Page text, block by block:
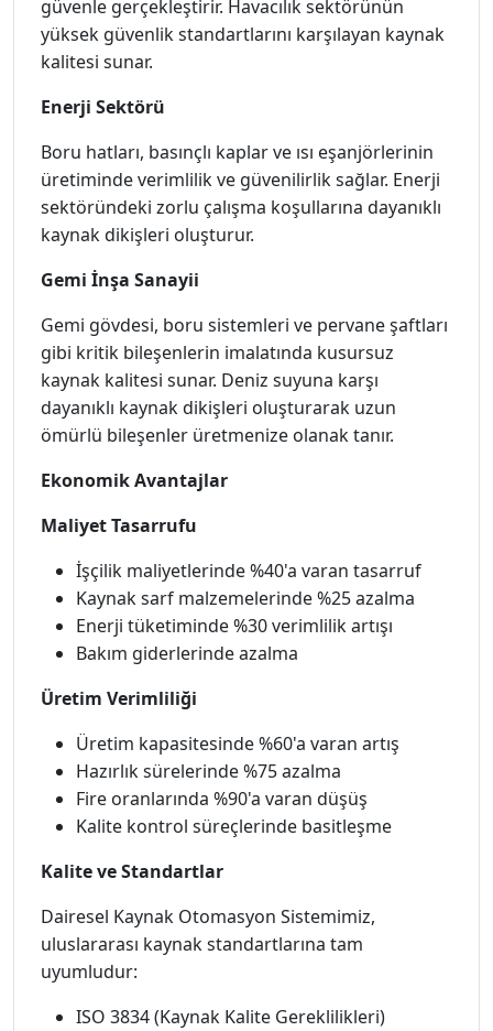
güvenle gerçekleştirir. Havacılık sektörünün
yüksek güvenlik standartlarını karşılayan kaynak
kalitesi sunar.
Enerji Sektörü
Boru hatları, basınçlı kaplar ve ısı eşanjörlerinin
üretiminde verimlilik ve güvenilirlik sağlar. Enerji
sektöründeki zorlu çalışma koşullarına dayanıklı
kaynak dikişleri oluşturur.
Gemi İnşa Sanayii
Gemi gövdesi, boru sistemleri ve pervane şaftları
gibi kritik bileşenlerin imalatında kusursuz
kaynak kalitesi sunar. Deniz suyuna karşı
dayanıklı kaynak dikişleri oluşturarak uzun
ömürlü bileşenler üretmenize olanak tanır.
Ekonomik Avantajlar
Maliyet Tasarrufu
İşçilik maliyetlerinde %40'a varan tasarruf
Kaynak sarf malzemelerinde %25 azalma
Enerji tüketiminde %30 verimlilik artışı
Bakım giderlerinde azalma
Üretim Verimliliği
Üretim kapasitesinde %60'a varan artış
Hazırlık sürelerinde %75 azalma
Fire oranlarında %90'a varan düşüş
Kalite kontrol süreçlerinde basitleşme
Kalite ve Standartlar
Dairesel Kaynak Otomasyon Sistemimiz,
uluslararası kaynak standartlarına tam
uyumludur:
ISO 3834 (Kaynak Kalite Gereklilikleri)